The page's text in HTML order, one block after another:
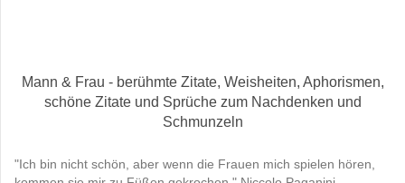
Mann & Frau - berühmte Zitate, Weisheiten, Aphorismen,
schöne Zitate und Sprüche zum Nachdenken und
Schmunzeln
"Ich bin nicht schön, aber wenn die Frauen mich spielen hören,